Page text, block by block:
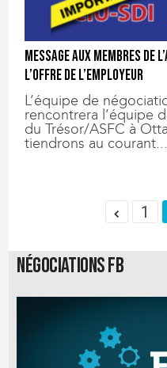
Message aux membres de
l’offre de l’employeur
L’équipe de
rencontrera l’équipe
du Trésor/ASFC à
tiendrons au courant...
1
Négociations FB